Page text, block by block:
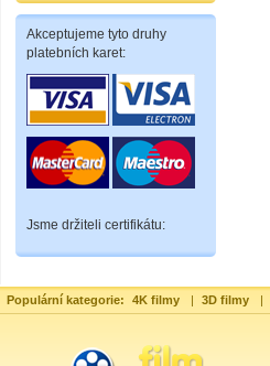
Akceptujeme tyto druhy
platebních karet:
Jsme držiteli certifikátu:
Populární kategorie: 4K filmy | 3D filmy |